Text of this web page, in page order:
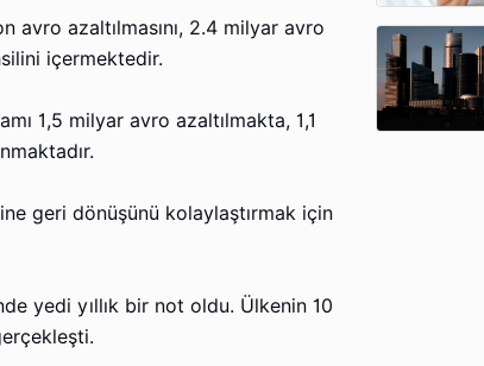
azaltılmasını, 2.4 milyar avro
içermektedir.
1,5 milyar avro azaltılmakta, 1,1
geri dönüşünü kolaylaştırmak için
yedi yıllık bir not oldu. Ülkenin 10